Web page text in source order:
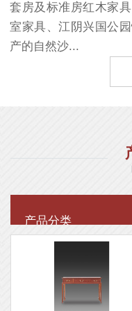
套房及标准房红木家
室家具、江阴兴国公
产的自然沙...
产品分类